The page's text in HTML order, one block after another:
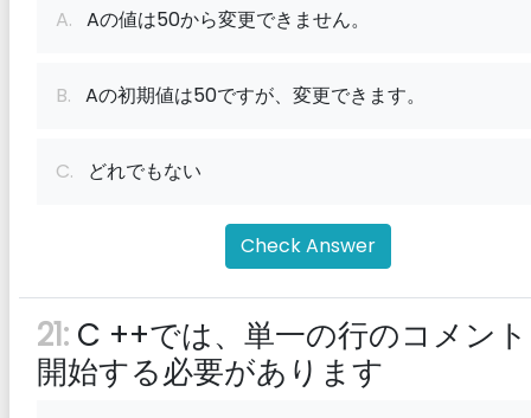
A. Aの値は50から変更できません。
B. Aの初期値は50ですが、変更できます。
C. どれでもない
Check Answer
21: C ++では、単一の行のコメン
開始する必要があります